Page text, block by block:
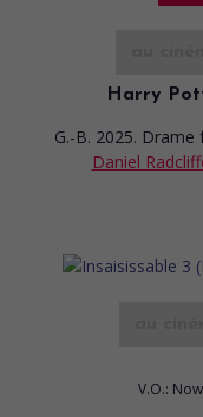
Harry
G.-B. 2025. Drame
Daniel
V.O.: